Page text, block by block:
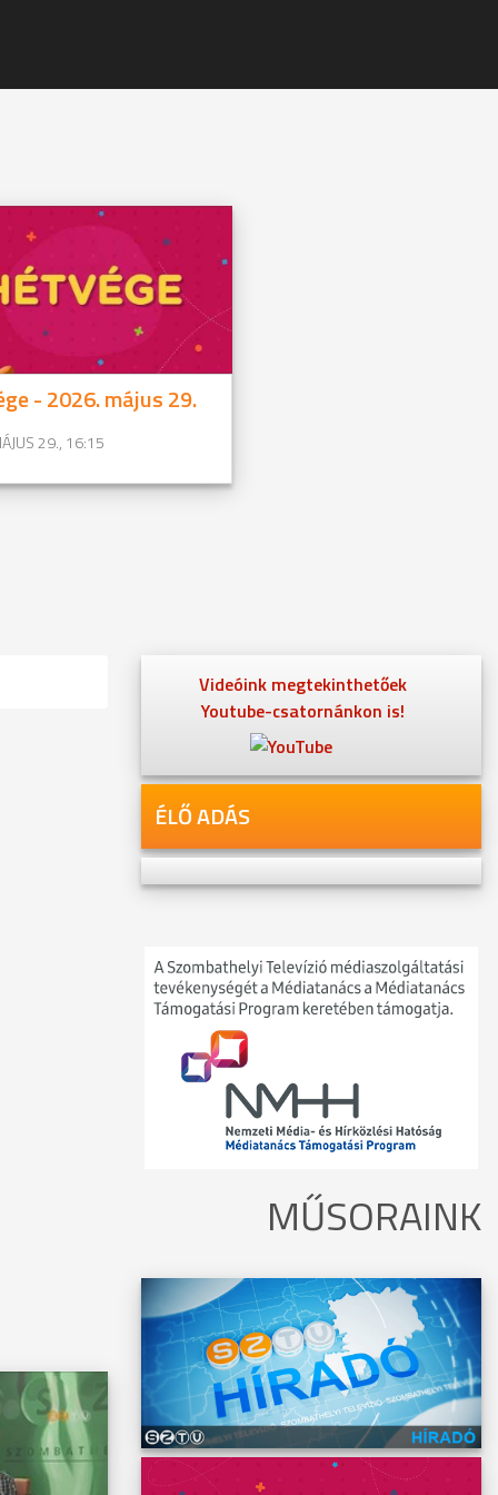
- 2026. május 29.
29., 16:15
Videóink megtekinthetőek
Youtube-csatornánkon is!
ÉLŐ ADÁS
MŰSORAINK